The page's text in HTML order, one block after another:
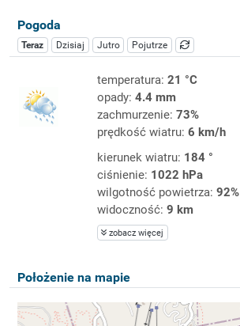
Pogoda
Teraz Dzisiaj Jutro Pojutrze
temperatura: 21 °C
opady: 4.4 mm
zachmurzenie: 73%
prędkość wiatru: 6 km/h
kierunek wiatru: 184 °
ciśnienie: 1022 hPa
wilgotność powietrza: 92%
widoczność: 9 km
zobacz więcej
Położenie na mapie